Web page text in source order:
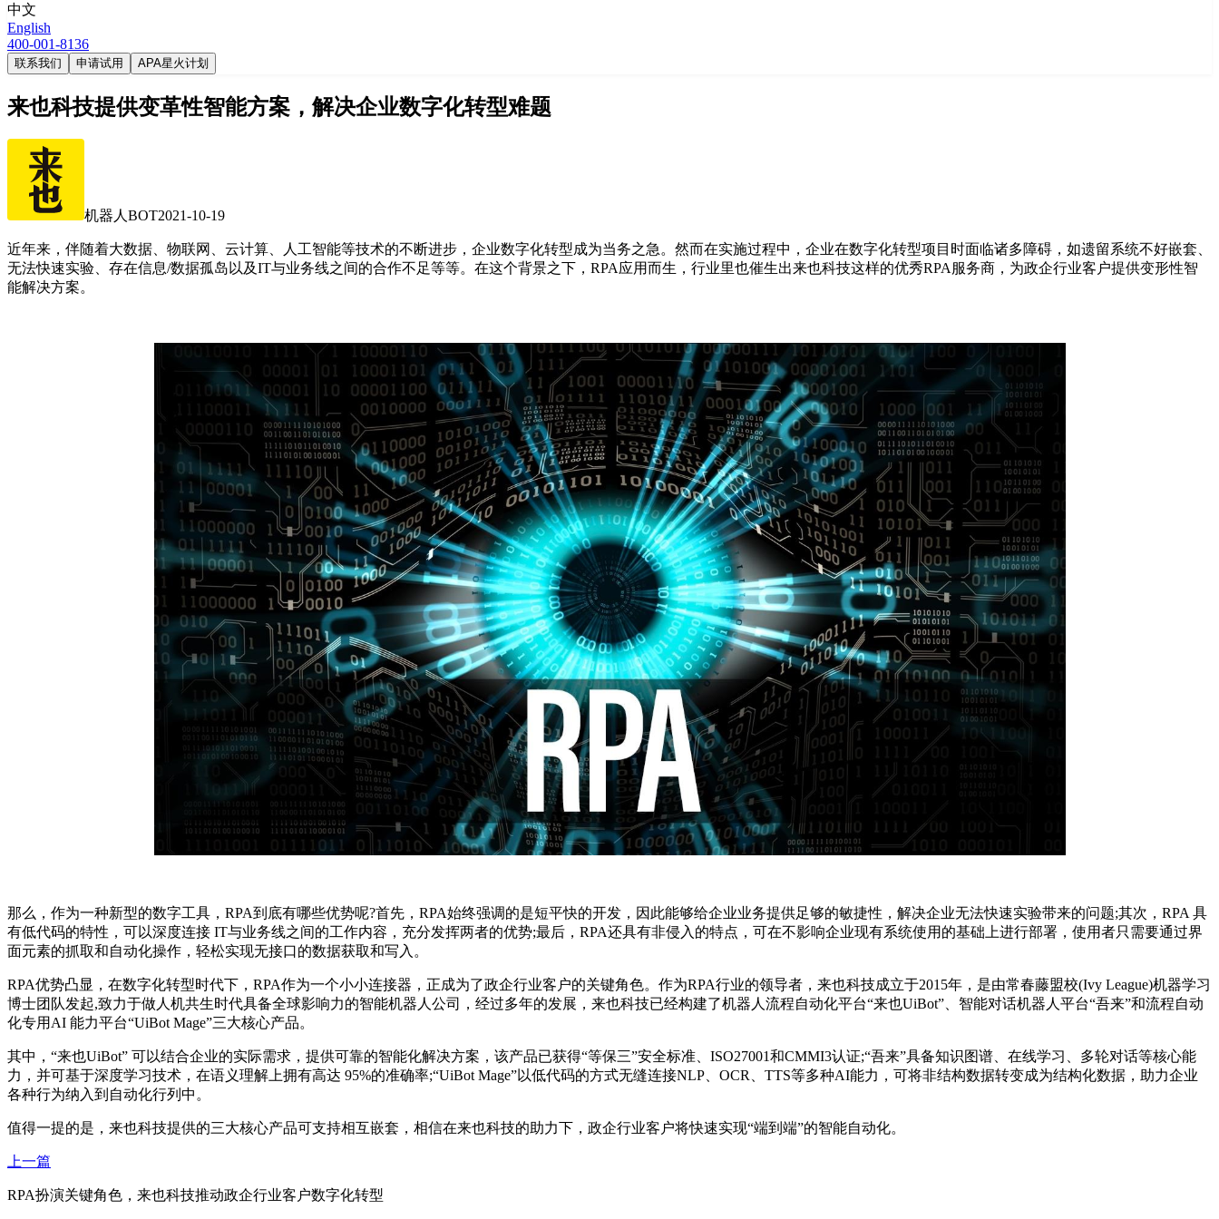
中文
English
400-001-8136
联系我们 申请试用 APA星火计划
来也科技提供变革性智能方案，解决企业数字化转型难题
机器人BOT2021-10-19
近年来，伴随着大数据、物联网、云计算、人工智能等技术的不断进步，企业数字化转型成为当务之急。然而在实施过程中，企业在数字化转型项目时面临诸多障碍，如遗留系统不好嵌套、
无法快速实验、存在信息/数据孤岛以及IT与业务线之间的合作不足等等。在这个背景之下，RPA应用而生，行业里也催生出来也科技这样的优秀RPA服务商，为政企行业客户提供变形性智
能解决方案。
那么，作为一种新型的数字工具，RPA到底有哪些优势呢?首先，RPA始终强调的是短平快的开发，因此能够给企业业务提供足够的敏捷性，解决企业无法快速实验带来的问题;其次，RPA 具
有低代码的特性，可以深度连接 IT与业务线之间的工作内容，充分发挥两者的优势;最后，RPA还具有非侵入的特点，可在不影响企业现有系统使用的基础上进行部署，使用者只需要通过界
面元素的抓取和自动化操作，轻松实现无接口的数据获取和写入。
RPA优势凸显，在数字化转型时代下，RPA作为一个小小连接器，正成为了政企行业客户的关键角色。作为RPA行业的领导者，来也科技成立于2015年，是由常春藤盟校(Ivy League)机器学习
博士团队发起,致力于做人机共生时代具备全球影响力的智能机器人公司，经过多年的发展，来也科技已经构建了机器人流程自动化平台“来也UiBot”、智能对话机器人平台“吾来”和流程自动
化专用AI 能力平台“UiBot Mage”三大核心产品。
其中，“来也UiBot” 可以结合企业的实际需求，提供可靠的智能化解决方案，该产品已获得“等保三”安全标准、ISO27001和CMMI3认证;“吾来”具备知识图谱、在线学习、多轮对话等核心能
力，并可基于深度学习技术，在语义理解上拥有高达 95%的准确率;“UiBot Mage”以低代码的方式无缝连接NLP、OCR、TTS等多种AI能力，可将非结构数据转变成为结构化数据，助力企业
各种行为纳入到自动化行列中。
值得一提的是，来也科技提供的三大核心产品可支持相互嵌套，相信在来也科技的助力下，政企行业客户将快速实现“端到端”的智能自动化。
上一篇
RPA扮演关键角色，来也科技推动政企行业客户数字化转型